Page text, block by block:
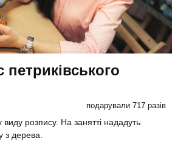
подарували 717 разів
розпису. На занятті нададуть
з дерева.